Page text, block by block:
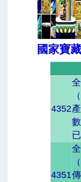
國家寶
4352
4351